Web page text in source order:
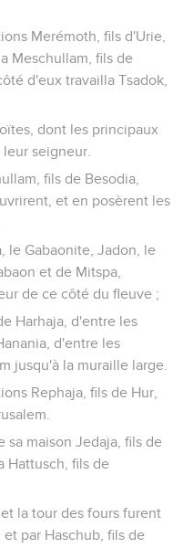
Merémoth, fils d'Urie,
Meschullam, fils de
d'eux travailla Tsadok,
dont les principaux
seigneur.
fils de Besodia,
et en posèrent les
le Gabaonite, Jadon, le
et de Mitspa,
de ce côté du fleuve ;
Harhaja, d'entre les
d'entre les
jusqu'à la muraille large.
Rephaja, fils de Hur,
sa maison Jedaja, fils de
Hattusch, fils de
la tour des fours furent
par Haschub, fils de